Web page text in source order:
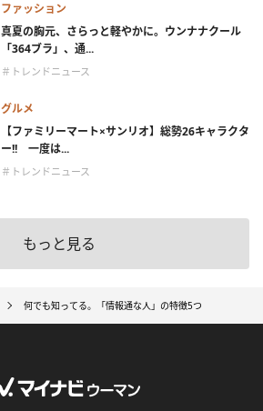
ファッション
真夏の胸元、さらっと軽やかに。ウンナナクール
「364ブラ」、通...
＃トレンドニュース
グルメ
【ファミリーマート×サンリオ】総勢26キャラクタ
ー!! 一度は...
＃トレンドニュース
もっと見る
何でも知ってる。「情報通な人」の特徴5つ